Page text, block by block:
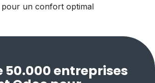
un confort optimal
50.000 entreprises